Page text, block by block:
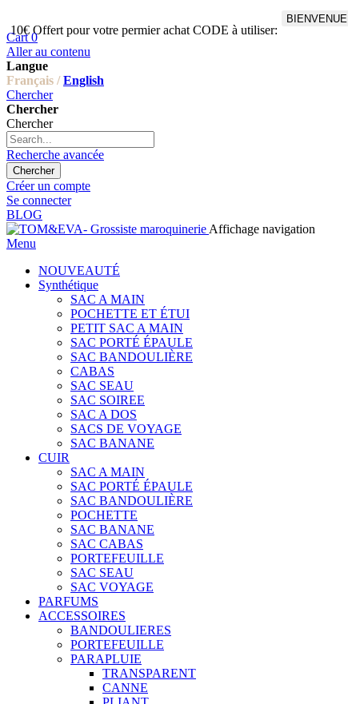
10€ Offert pour votre permier achat CODE à utiliser:
BIENVENUE
Cart 0
Aller au contenu
Langue
Français / English
Chercher
Chercher
Chercher
Recherche avancée
Chercher
Créer un compte
Se connecter
BLOG
Affichage navigation
Menu
NOUVEAUTÉ
Synthétique
SAC A MAIN
POCHETTE ET ÉTUI
PETIT SAC A MAIN
SAC PORTÉ ÉPAULE
SAC BANDOULIÈRE
CABAS
SAC SEAU
SAC SOIREE
SAC A DOS
SACS DE VOYAGE
SAC BANANE
CUIR
SAC A MAIN
SAC PORTÉ ÉPAULE
SAC BANDOULIÈRE
POCHETTE
SAC BANANE
SAC CABAS
PORTEFEUILLE
SAC SEAU
SAC VOYAGE
PARFUMS
ACCESSOIRES
BANDOULIERES
PORTEFEUILLE
PARAPLUIE
TRANSPARENT
CANNE